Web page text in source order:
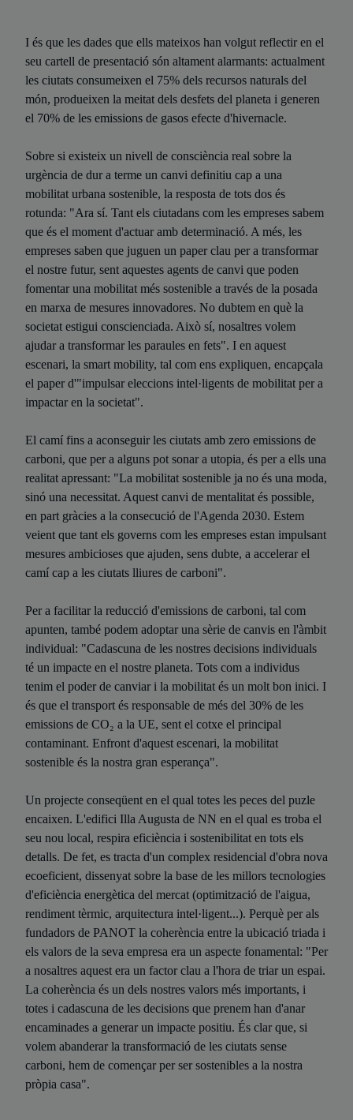
I és que les dades que ells mateixos han volgut reflectir en el
seu cartell de presentació són altament alarmants: actualment
les ciutats consumeixen el 75% dels recursos naturals del
món, produeixen la meitat dels desfets del planeta i generen
el 70% de les emissions de gasos efecte d'hivernacle.
Sobre si existeix un nivell de consciència real sobre la
urgència de dur a terme un canvi definitiu cap a una
mobilitat urbana sostenible, la resposta de tots dos és
rotunda: "Ara sí. Tant els ciutadans com les empreses sabem
que és el moment d'actuar amb determinació. A més, les
empreses saben que juguen un paper clau per a transformar
el nostre futur, sent aquestes agents de canvi que poden
fomentar una mobilitat més sostenible a través de la posada
en marxa de mesures innovadores. No dubtem en què la
societat estigui conscienciada. Això sí, nosaltres volem
ajudar a transformar les paraules en fets". I en aquest
escenari, la smart mobility, tal com ens expliquen, encapçala
el paper d'"impulsar eleccions intel·ligents de mobilitat per a
impactar en la societat".
El camí fins a aconseguir les ciutats amb zero emissions de
carboni, que per a alguns pot sonar a utopia, és per a ells una
realitat apressant: "La mobilitat sostenible ja no és una moda,
sinó una necessitat. Aquest canvi de mentalitat és possible,
en part gràcies a la consecució de l'Agenda 2030. Estem
veient que tant els governs com les empreses estan impulsant
mesures ambicioses que ajuden, sens dubte, a accelerar el
camí cap a les ciutats lliures de carboni".
Per a facilitar la reducció d'emissions de carboni, tal com
apunten, també podem adoptar una sèrie de canvis en l'àmbit
individual: "Cadascuna de les nostres decisions individuals
té un impacte en el nostre planeta. Tots com a individus
tenim el poder de canviar i la mobilitat és un molt bon inici. I
és que el transport és responsable de més del 30% de les
emissions de CO₂ a la UE, sent el cotxe el principal
contaminant. Enfront d'aquest escenari, la mobilitat
sostenible és la nostra gran esperança".
Un projecte conseqüent en el qual totes les peces del puzle
encaixen. L'edifici Illa Augusta de NN en el qual es troba el
seu nou local, respira eficiència i sostenibilitat en tots els
detalls. De fet, es tracta d'un complex residencial d'obra nova
ecoeficient, dissenyat sobre la base de les millors tecnologies
d'eficiència energètica del mercat (optimització de l'aigua,
rendiment tèrmic, arquitectura intel·ligent...). Perquè per als
fundadors de PANOT la coherència entre la ubicació triada i
els valors de la seva empresa era un aspecte fonamental: "Per
a nosaltres aquest era un factor clau a l'hora de triar un espai.
La coherència és un dels nostres valors més importants, i
totes i cadascuna de les decisions que prenem han d'anar
encaminades a generar un impacte positiu. És clar que, si
volem abanderar la transformació de les ciutats sense
carboni, hem de començar per ser sostenibles a la nostra
pròpia casa".